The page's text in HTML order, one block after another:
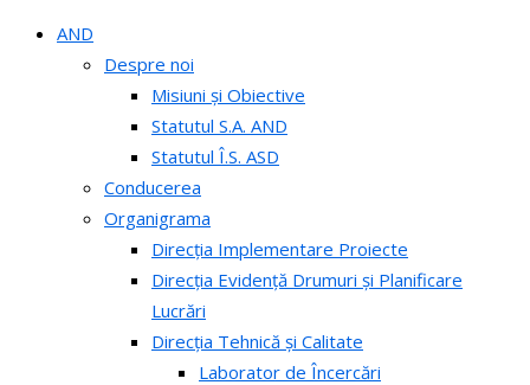
AND
Despre noi
Misiuni și Obiective
Statutul S.A. AND
Statutul Î.S. ASD
Conducerea
Organigrama
Direcția Implementare Proiecte
Direcția Evidență Drumuri și Planificare
Lucrări
Direcția Tehnică și Calitate
Laborator de Încercări